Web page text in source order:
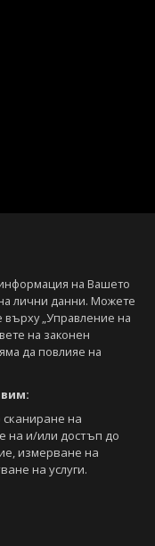
на Вашето
лични данни. Можете
върху „Управление на
на законен
да повлияе на
на
на и/или достъп до
измерване на
на услуги.